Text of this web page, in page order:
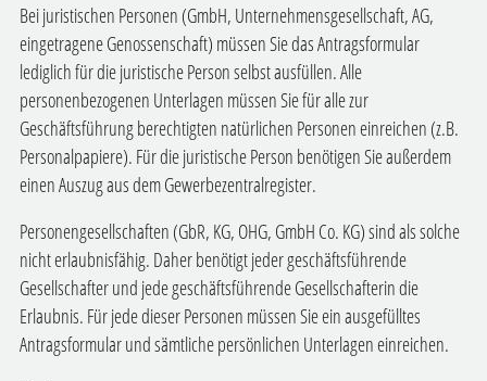
Bei juristischen Personen (GmbH, Unternehmensgesellschaft, AG,
eingetragene Genossenschaft) müssen Sie das Antragsformular
lediglich für die juristische Person selbst ausfüllen. Alle
personenbezogenen Unterlagen müssen Sie für alle zur
Geschäftsführung berechtigten natürlichen Personen einreichen (z.B.
Personalpapiere). Für die juristische Person benötigen Sie außerdem
einen Auszug aus dem Gewerbezentralregister.
Personengesellschaften (GbR, KG, OHG, GmbH Co. KG) sind als solche
nicht erlaubnisfähig. Daher benötigt jeder geschäftsführende
Gesellschafter und jede geschäftsführende Gesellschafterin die
Erlaubnis. Für jede dieser Personen müssen Sie ein ausgefülltes
Antragsformular und sämtliche persönlichen Unterlagen einreichen.